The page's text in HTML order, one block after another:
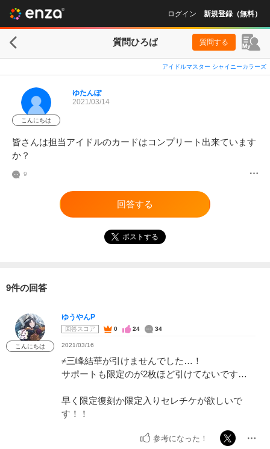
ログイン 新規登録（無料）
質問ひろば 質問する
アイドルマスター シャイニーカラーズ
こんにちは
ゆたんぽ
2021/03/14
皆さんは担当アイドルのカードはコンプリート出来ています
か？
9
回答する
ポストする
9件の回答
こんにちは
ゆうやんP
回答スコア 0 24 34
2021/03/16
≠三峰結華が引けませんでした…！
サポートも限定のが2枚ほど引けてないです…
早く限定復刻か限定入りセレチケが欲しいで
す！！
参考になった！